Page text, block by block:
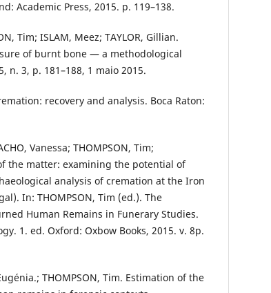
Academic Press, 2015. p. 119–138.
Tim; ISLAM, Meez; TAYLOR, Gillian.
of burnt bone — a methodological
n. 3, p. 181–188, 1 maio 2015.
recovery and analysis. Boca Raton:
Vanessa; THOMPSON, Tim;
the matter: examining the potential of
analysis of cremation at the Iron
In: THOMPSON, Tim (ed.). The
Human Remains in Funerary Studies.
1. ed. Oxford: Oxbow Books, 2015. v. 8p.
THOMPSON, Tim. Estimation of the